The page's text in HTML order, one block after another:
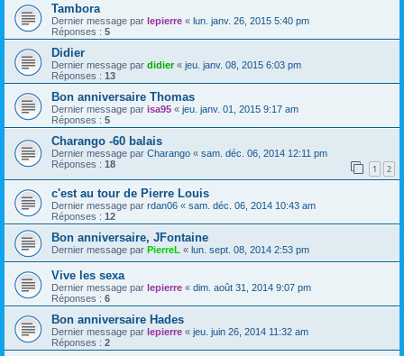
Tambora
Dernier message par lepierre « lun. janv. 26, 2015 5:40 pm
Réponses : 5
Didier
Dernier message par didier« jeu. janv. 08, 2015 6:03 pm
Réponses : 13
Bon anniversaire Thomas
Dernier message par isa95 « jeu. janv. 01, 2015 9:17 am
Réponses : 5
Charango -60 balais
Dernier message par Charango « sam. déc. 06, 2014 12:11 pm
Réponses : 18 1 2
c'est au tour de Pierre Louis
Dernier message par rdan06 « sam. déc. 06, 2014 10:43 am
Réponses : 12
Bon anniversaire, JFontaine
Dernier message par PierreL « lun. sept. 08, 2014 2:53 pm
Vive les sexa
Dernier message par lepierre « dim. août 31, 2014 9:07 pm
Réponses : 6
Bon anniversaire Hades
Dernier message par lepierre « jeu. juin 26, 2014 11:32 am
Réponses : 2